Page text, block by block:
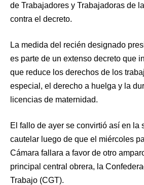
de Trabajadores y Trabajadoras de
contra el decreto.
La medida del recién designado
es parte de un extenso decreto que
que reduce los derechos de los
especial, el derecho a huelga y la
licencias de maternidad.
El fallo de ayer se convirtió así en la
cautelar luego de que el miércoles
Cámara fallara a favor de otro
principal central obrera, la
Trabajo (CGT).